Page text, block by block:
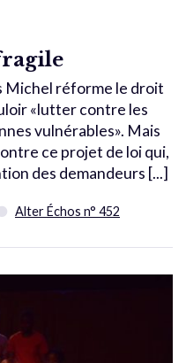
Michel réforme le droit
«lutter contre les
vulnérables». Mais
ce projet de loi qui,
des demandeurs [...]
Alter Échos n° 452